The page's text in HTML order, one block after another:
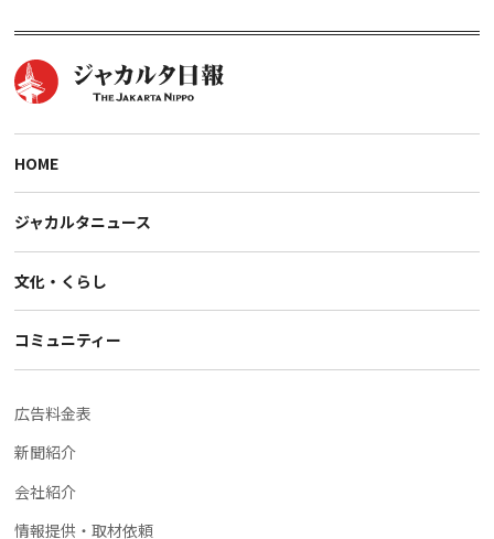
HOME
ジャカルタニュース
文化・くらし
コミュニティー
広告料金表
新聞紹介
会社紹介
情報提供・取材依頼